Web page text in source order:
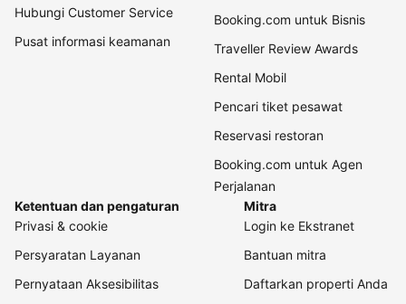
Hubungi Customer Service
Pusat informasi keamanan
Booking.com untuk Bisnis
Traveller Review Awards
Rental Mobil
Pencari tiket pesawat
Reservasi restoran
Booking.com untuk Agen
Perjalanan
Ketentuan dan pengaturan
Privasi & cookie
Persyaratan Layanan
Pernyataan Aksesibilitas
Mitra
Login ke Ekstranet
Bantuan mitra
Daftarkan properti Anda